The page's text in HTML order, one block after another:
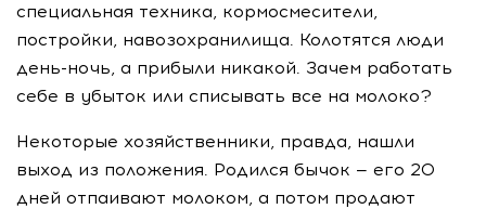
специальная техника, кормосмесители,
постройки, навозохранилища. Колотятся люди
день-ночь, а прибыли никакой. Зачем работать
себе в убыток или списывать все на молоко?
Некоторые хозяйственники, правда, нашли
выход из положения. Родился бычок — его 20
дней отпаивают молоком, а потом продают